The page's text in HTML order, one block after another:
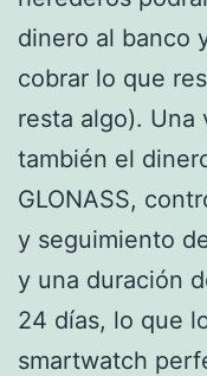
dinero al banco
cobrar lo que
resta algo). Una
también el
GLONASS,
y seguimiento
y una duración
24 días, lo que
smartwatch